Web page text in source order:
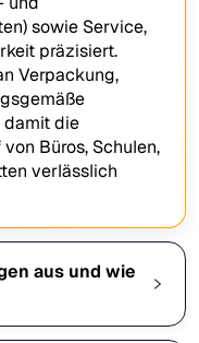
sowie Service,
präzisiert.
Verpackung,
damit die
Büros, Schulen,
verlässlich
aus und wie